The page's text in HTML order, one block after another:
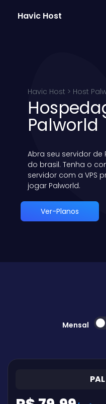
Havic Host
Havic Host > Host
Palworld
Abra seu servidor de
do brasil. Tenha o
servidor com a VPS
jogar Palworld.
Ver-Planos
Mensal